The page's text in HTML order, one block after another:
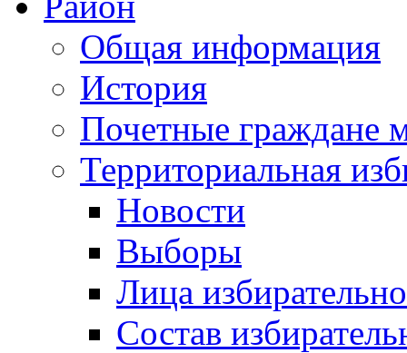
Общая информация
История
Почетные граждане
Территориальная
Новости
Выборы
Лица
Состав